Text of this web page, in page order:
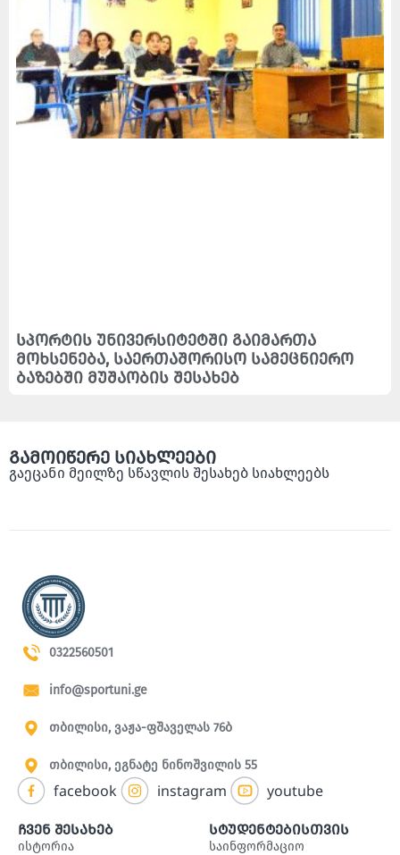
სპორტის უნივერსიტეტში გაიმართა
მოხსენება, საერთაშორისო სამეცნიერო
ბაზებში მუშაობის შესახებ
გამოიწერე სიახლეები
გაეცანი მეილზე სწავლის შესახებ სიახლეებს
0322560501
info@sportuni.ge
თბილისი, ვაჟა-ფშაველას 76ბ
თბილისი, ეგნატე ნინოშვილის 55
facebook instagram youtube
ჩვენ შესახებ
ისტორია
სტუდენტებისთვის
საინფორმაციო